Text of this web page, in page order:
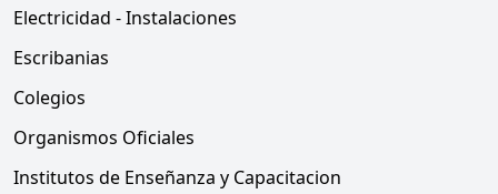
Electricidad - Instalaciones
Escribanias
Colegios
Organismos Oficiales
Institutos de Enseñanza y Capacitacion